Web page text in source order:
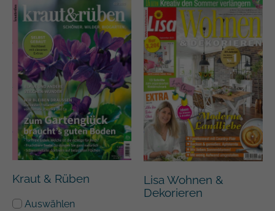
Kraut & Rüben
Auswählen
Lisa Wohnen &
Dekorieren